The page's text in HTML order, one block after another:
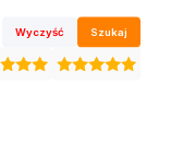
Wyczyść Szukaj